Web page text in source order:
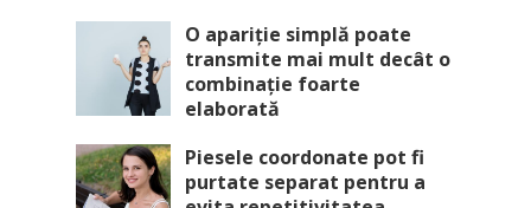
O apariție simplă poate
transmite mai mult decât o
combinație foarte
elaborată
Piesele coordonate pot fi
purtate separat pentru a